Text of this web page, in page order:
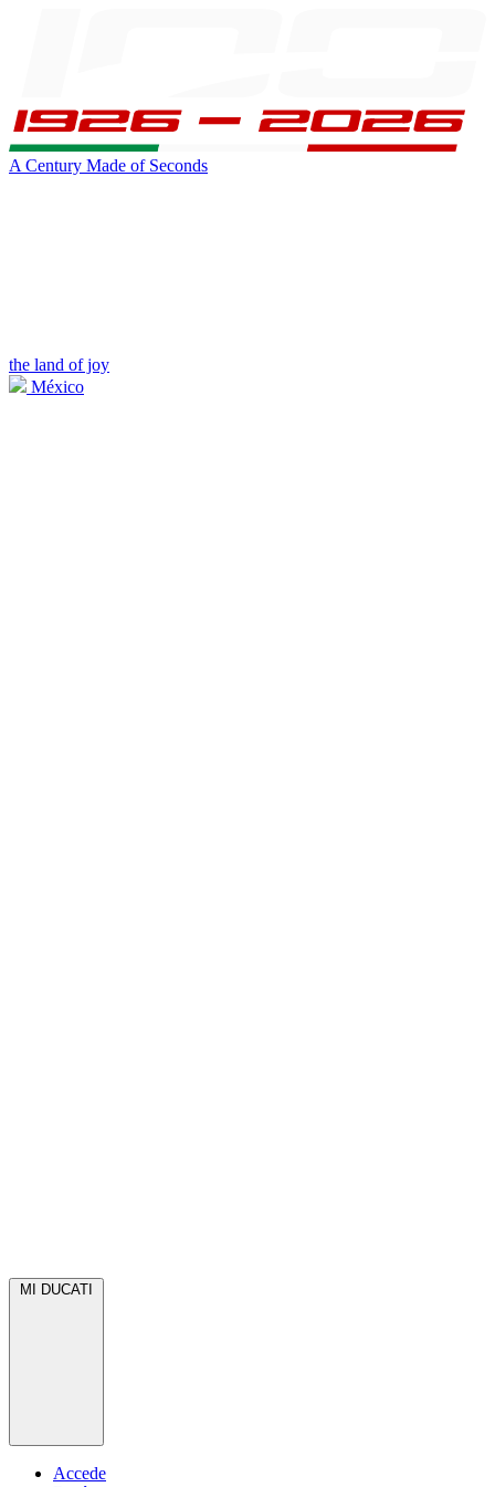
A Century Made of Seconds
the land of joy
México
MI DUCATI
Accede